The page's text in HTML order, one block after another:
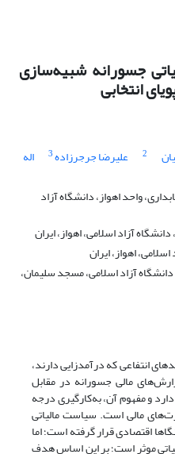
جسورانه شبیه‌سازی
انتخابی
2 علیرضا جرجرزاده3 اله
واحد اهواز، دانشگاه آزاد
آزاد اسلامی، اهواز، ایران
اهواز، ایران
آزاد اسلامی، مسجد سلیمان،
انتفاعی که درآمدزایی دارند،
مالی جسورانه در مقابل
و مفهوم آن، به‌کارگیری درجه
مالی است. سیاست مالیاتی
اقتصادی قرار گرفته است؛ اما
موثر است؛ بر این اساس هدف